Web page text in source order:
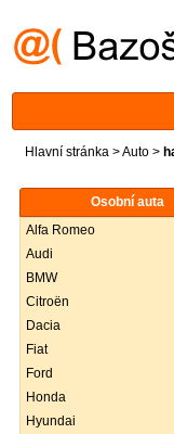
Hlavní stránka >Auto >
Osobní auta
Alfa Romeo
Audi
BMW
Citroën
Dacia
Fiat
Ford
Honda
Hyundai